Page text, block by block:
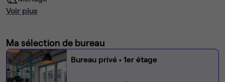
Voir plus
Ma sélection de bureau
Bureau privé • 1er étage